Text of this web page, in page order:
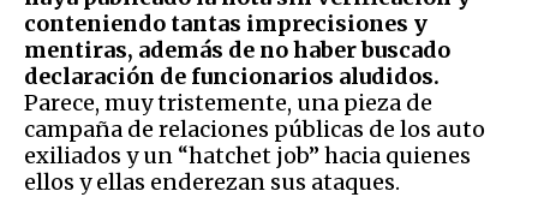
conteniendo tantas imprecisiones y
mentiras, además de no haber buscado
declaración de funcionarios aludidos.
Parece, muy tristemente, una pieza de
campaña de relaciones públicas de los auto
exiliados y un “hatchet job” hacia quienes
ellos y ellas enderezan sus ataques.